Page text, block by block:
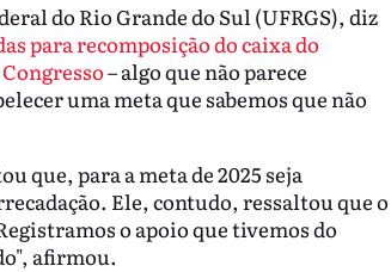
do Rio Grande do Sul (UFRGS), diz
para recomposição do caixa do
– algo que não parece
uma meta que sabemos que não
que, para a meta de 2025 seja
Ele, contudo, ressaltou que o
o apoio que tivemos do
afirmou.